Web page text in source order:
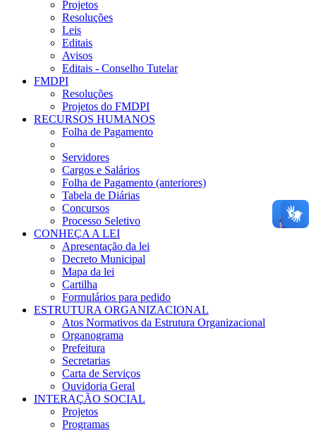
Projetos
Resoluções
Leis
Editais
Avisos
Editais - Conselho Tutelar
FMDPI
Resoluções
Projetos do FMDPI
RECURSOS HUMANOS
Folha de Pagamento
Servidores
Cargos e Salários
Folha de Pagamento (anteriores)
Tabela de Diárias
Concursos
Processo Seletivo
CONHEÇA A LEI
Apresentação da lei
Decreto Municipal
Mapa da lei
Cartilha
Formulários para pedido
ESTRUTURA ORGANIZACIONAL
Atos Normativos da Estrutura Organizacional
Organograma
Prefeitura
Secretarias
Carta de Serviços
Ouvidoria Geral
INTERAÇÃO SOCIAL
Projetos
Programas